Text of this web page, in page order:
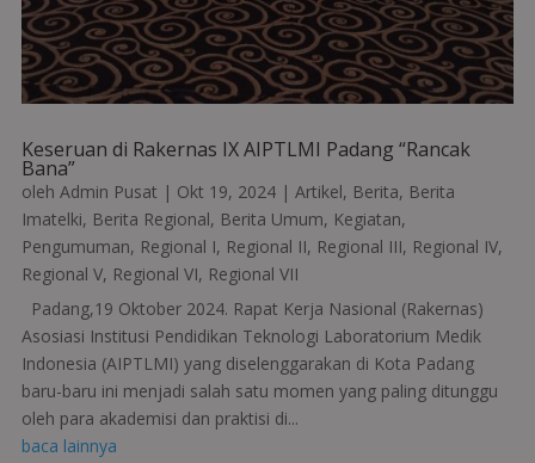
Keseruan di Rakernas IX AIPTLMI Padang “Rancak
Bana”
oleh Admin Pusat | Okt 19, 2024| Artikel, Berita, Berita
Imatelki, Berita Regional, Berita Umum, Kegiatan,
Pengumuman, Regional I, Regional II, Regional III, Regional IV,
Regional V, Regional VI, Regional VII
Padang,19 Oktober 2024. Rapat Kerja Nasional (Rakernas)
Asosiasi Institusi Pendidikan Teknologi Laboratorium Medik
Indonesia (AIPTLMI) yang diselenggarakan di Kota Padang
baru-baru ini menjadi salah satu momen yang paling ditunggu
oleh para akademisi dan praktisi di...
baca lainnya